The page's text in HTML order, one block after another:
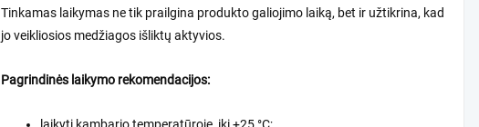
Tinkamas laikymas ne tik prailgina produkto galiojimo laiką, bet ir užtikrina, kad
jo veikliosios medžiagos išliktų aktyvios.
Pagrindinės laikymo rekomendacijos: